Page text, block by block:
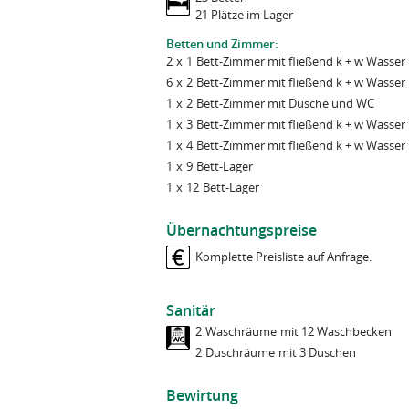
Wir sichern Ihnen zu, dass Ihre Daten
Bundesgeschäftsstelle und des
Aufgaben benötigen und die sich zur
Sie können jederzeit Auskunft über Ihre
Näheres finden Sie in der
Datenschutz*
Ich habe den Datenschutzhinweis
______ __          __
|___  / \ \        / /
/ /   \ \  /\  / /  __      __
/ /     \ \/  \/ /   \ \ /\ / /
/ /__     \  /\  /     \ V  V
Code*
Personenzahl
Datenschutzhinweis
Bitte beachten Sie: Damit Ihr Anliegen
zuständigen Betreiber*innen des
Verarbeitung von Kontakt- und
Webseite.
Datenschutz Kenntnisnahme*
Ich habe den Datenschutzhinweis
         _    _                  __
| |    | |__| | |  __/  >  <  | |
|_|     \____/   \___| /_/\_\ |_|
Bitte geben Sie den oben angezeigten ASCII-
21 Plätze im Lager
Betten und Zimmer:
2 x 1 Bett-Zimmer mit fließend k + w Wasser
6 x 2 Bett-Zimmer mit fließend k + w Wasser
1 x 2 Bett-Zimmer mit Dusche und WC
1 x 3 Bett-Zimmer mit fließend k + w Wasser
1 x 4 Bett-Zimmer mit fließend k + w Wasser
1 x 9 Bett-Lager
1 x 12 Bett-Lager
Übernachtungspreise
Komplette Preisliste auf Anfrage.
Sanitär
2 Waschräume mit 12 Waschbecken
2 Duschräume mit 3 Duschen
Bewirtung